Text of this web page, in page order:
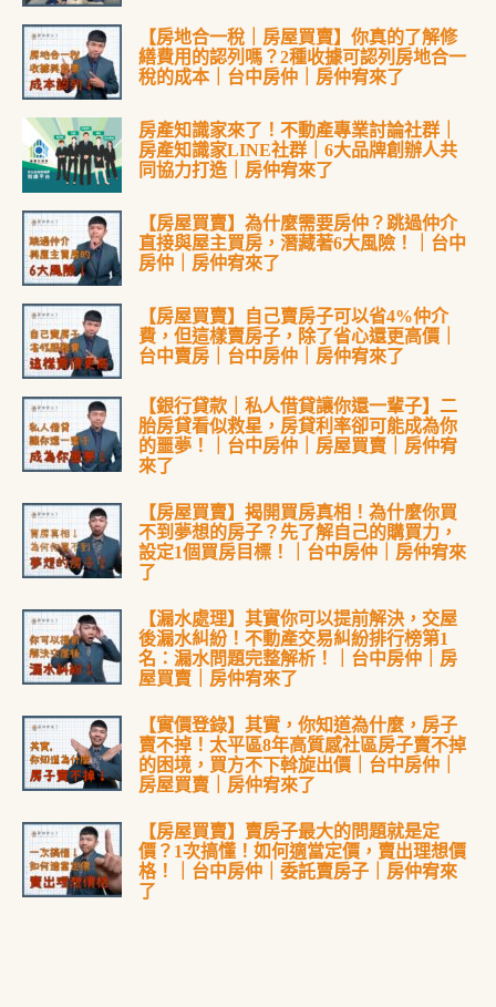
【房地合一稅｜房屋買賣】你真的了解修
繕費用的認列嗎？2種收據可認列房地合一
稅的成本｜台中房仲｜房仲宥來了
房產知識家來了！不動產專業討論社群｜
房產知識家LINE社群｜6大品牌創辦人共
同協力打造｜房仲宥來了
【房屋買賣】為什麼需要房仲？跳過仲介
直接與屋主買房，潛藏著6大風險！｜台中
房仲｜房仲宥來了
【房屋買賣】自己賣房子可以省4%仲介
費，但這樣賣房子，除了省心還更高價｜
台中賣房｜台中房仲｜房仲宥來了
【銀行貸款｜私人借貸讓你還一輩子】二
胎房貸看似救星，房貸利率卻可能成為你
的噩夢！｜台中房仲｜房屋買賣｜房仲宥
來了
【房屋買賣】揭開買房真相！為什麼你買
不到夢想的房子？先了解自己的購買力，
設定1個買房目標！｜台中房仲｜房仲宥來
了
【漏水處理】其實你可以提前解決，交屋
後漏水糾紛！不動產交易糾紛排行榜第1
名：漏水問題完整解析！｜台中房仲｜房
屋買賣｜房仲宥來了
【實價登錄】其實，你知道為什麼，房子
賣不掉！太平區8年高質感社區房子賣不掉
的困境，買方不下斡旋出價｜台中房仲｜
房屋買賣｜房仲宥來了
【房屋買賣】賣房子最大的問題就是定
價？1次搞懂！如何適當定價，賣出理想價
格！｜台中房仲｜委託賣房子｜房仲宥來
了